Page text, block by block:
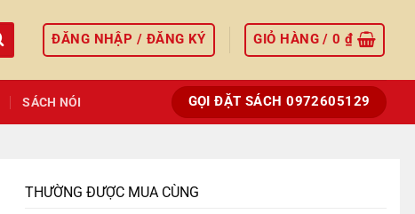
ĐĂNG NHẬP / ĐĂNG KÝ GIỎ HÀNG /0₫
SÁCH NÓI GỌI ĐẶT SÁCH 0972605129
THƯỜNG ĐƯỢC MUA CÙNG